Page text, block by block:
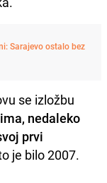
Sarajevo ostalo bez
se izložbu
nedaleko
prvi
je bilo 2007.